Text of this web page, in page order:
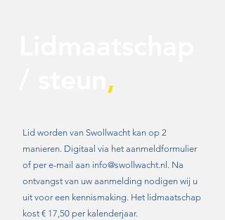
,
Lid worden van Swollwacht kan op 2
manieren. Digitaal via het aanmeldformulier
of per e-mail aan info@swollwacht.nl . Na
ontvangst van uw aanmelding nodigen wij u
uit voor een kennismaking. Het lidmaatschap
kost € 17,50 per kalenderjaar.